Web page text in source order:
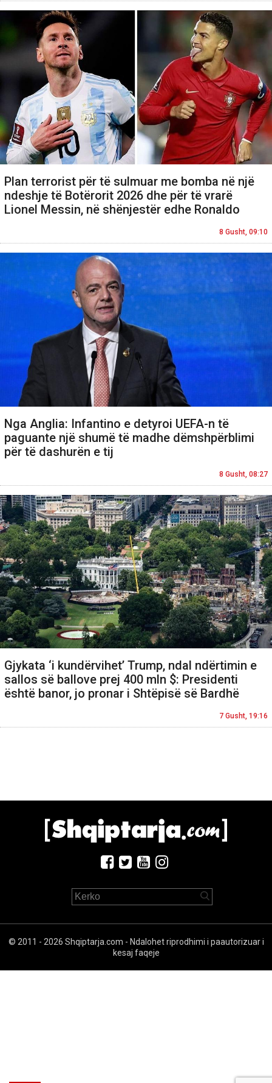
Plan terrorist për të sulmuar me bomba në një
ndeshje të Botërorit 2026 dhe për të vrarë
Lionel Messin, në shënjestër edhe Ronaldo
8 Gusht, 09:10
Nga Anglia: Infantino e detyroi UEFA-n të
paguante një shumë të madhe dëmshpërblimi
për të dashurën e tij
8 Gusht, 08:27
Gjykata ‘i kundërvihet’ Trump, ndal ndërtimin e
sallos së ballove prej 400 mln $: Presidenti
është banor, jo pronar i Shtëpisë së Bardhë
7 Gusht, 19:16
© 2011 - 2026 Shqiptarja.com - Ndalohet riprodhimi i paautorizuar i
kesaj faqeje